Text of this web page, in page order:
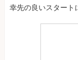
幸先の良いスタート